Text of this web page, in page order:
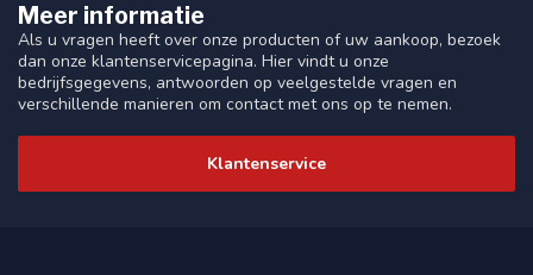
Meer informatie
Als u vragen heeft over onze producten of uw aankoop, bezoek
dan onze klantenservicepagina. Hier vindt u onze
bedrijfsgegevens, antwoorden op veelgestelde vragen en
verschillende manieren om contact met ons op te nemen.
Klantenservice